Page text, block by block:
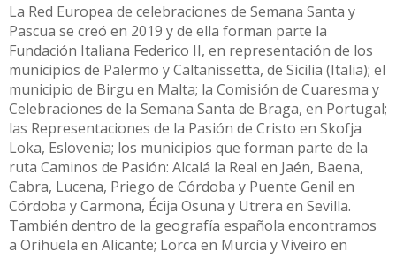
La Red Europea de celebraciones de Semana Santa y
Pascua se creó en 2019 y de ella forman parte la
Fundación Italiana Federico II, en representación de los
municipios de Palermo y Caltanissetta, de Sicilia (Italia); el
municipio de Birgu en Malta; la Comisión de Cuaresma y
Celebraciones de la Semana Santa de Braga, en Portugal;
las Representaciones de la Pasión de Cristo en Skofja
Loka, Eslovenia; los municipios que forman parte de la
ruta Caminos de Pasión: Alcalá la Real en Jaén, Baena,
Cabra, Lucena, Priego de Córdoba y Puente Genil en
Córdoba y Carmona, Écija Osuna y Utrera en Sevilla.
También dentro de la geografía española encontramos
a Orihuela en Alicante; Lorca en Murcia y Viveiro en